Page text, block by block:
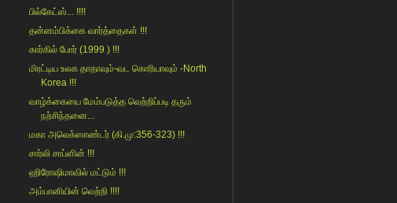
பில்கேட்ஸ்... !!!!
தன்னம்பிக்கை வார்த்தைகள் !!!
கார்கில் போர் (1999 ) !!!
மிரட்டிய உலக‌ தாதாவும்-வட கொரியாவும் -North
Korea !!!
வாழ்க்கையை மேம்படுத்த வெற்றிப்படி தரும்
நற்சிந்தனை...
மகா அலெக்ஸாண்டர் (கி.மு:356-323) !!!
சார்லி சாப்ளின் !!!
ஹிரோஷிமாவில் மட்டும் !!!
அம்பானியின் வெற்றி !!!!